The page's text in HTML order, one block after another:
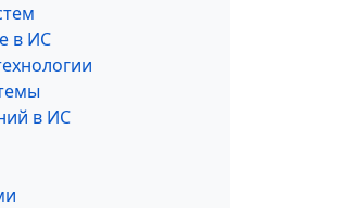
в ИС
в ИС